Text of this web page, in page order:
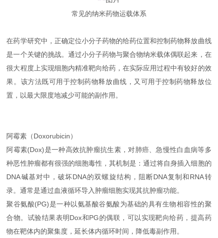
常见的纳米药物运载体系
在药学研究中，正确定位小分子药物的给药位置和控制药物释放曲线
是一个关键的挑战。通过小分子药物与聚合物纳米载体偶联起来，在
很大程度上实现细胞内精准靶向给药，在实际应用过程中有较好的效
果。该方法既可用于控制药物释放曲线，又可用于控制药物释放位
置，以最大限度地减少可能的副作用。
阿霉素（Doxorubicin）
阿霉素(Dox)是一种高效抗肿瘤抗生素，对肺癌、急慢性白血病等多
种恶性肿瘤都有很强的细胞毒性，其机制是：通过将自身插入细胞的
DNA碱基对中，破坏DNA的双螺旋结构，阻断DNA复制和RNA转
录。通常是通过血液循环导入肿瘤细胞实现其抗肿瘤功能。
聚谷氨酸(PG)是一种以氨基酸谷氨酸为基础的具有生物相容性的聚
合物。试验结果表明Dox和PG的偶联，可以实现靶向给药，提高药
物在靶体内的聚集度，延长体内循环时间，降低毒副作用。